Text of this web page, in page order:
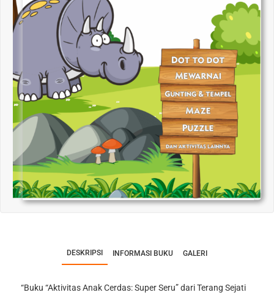
DESKRIPSI INFORMASI BUKU GALERI
“Buku “Aktivitas Anak Cerdas: Super Seru” dari Terang Sejati